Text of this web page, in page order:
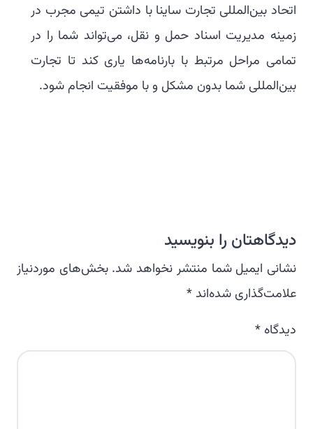
اتحاد بین‌المللی تجارت ساینا با داشتن تیمی مجرب در
زمینه مدیریت اسناد حمل و نقل، می‌تواند شما را در
تمامی مراحل مرتبط با بارنامه‌ها یاری کند تا تجارت
بین‌المللی شما بدون مشکل و با موفقیت انجام شود.
دیدگاهتان را بنویسید
نشانی ایمیل شما منتشر نخواهد شد. بخش‌های موردنیاز
علامت‌گذاری شده‌اند *
دیدگاه *